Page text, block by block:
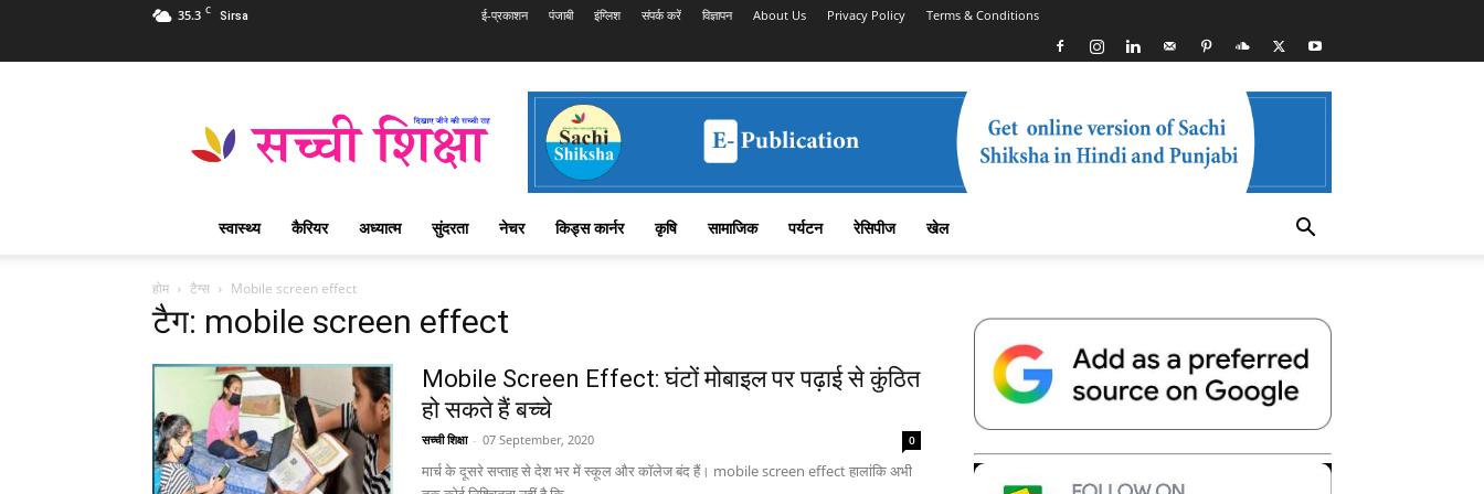
35.3 C Sirsa ई-प्रकाशन पंजाबी इंग्लिश संपर्क करें विज्ञापन About Us Privacy Policy Terms & Conditions
Shiksha
शिक्षा
पत्रिका
स्वास्थ्य कैरियर अध्यात्म सुंदरता नेचर किड्स कार्नर कृषि सामाजिक पर्यटन रेसिपीज खेल
होम टैग्स Mobile screen effect
टैग: mobile screen effect
Mobile Screen Effect: घंटों मोबाइल पर पढ़ाई से कुंठित
हो सकते हैं बच्चे
सच्ची शिक्षा - 07 September, 2020 0
मार्च के दूसरे सप्ताह से देश भर में स्कूल और कॉलेज बंद हैं। mobile screen effect हालांकि अभी